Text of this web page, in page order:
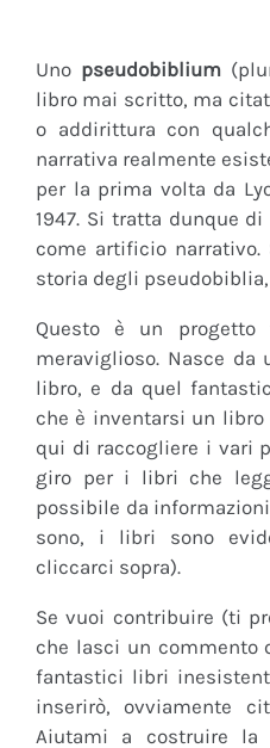
Uno pseudobiblium
libro mai scritto, ma
o addirittura con
narrativa realmente
per la prima volta da
1947. Si tratta dunque
come artificio
storia degli
Questo è un progetto
meraviglioso. Nasce
libro, e da quel
che è inventarsi un libro
qui di raccogliere i vari
giro per i libri che
possibile da
sono, i libri sono
cliccarci sopra).
Se vuoi contribuire (ti
che lasci un commento
fantastici libri
inserirò, ovviamente
Aiutami a costruire la